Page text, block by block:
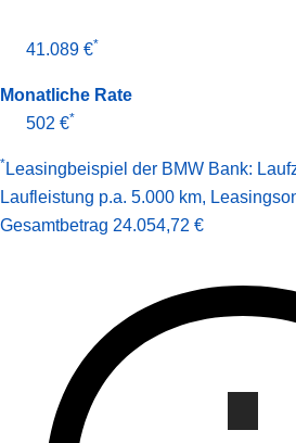
41.089 €*
Monatliche Rate
502 €*
* Leasingbeispiel der BMW Bank:
Laufleistung p.a. 5.000 km,
Gesamt­betrag 24.054,72 €